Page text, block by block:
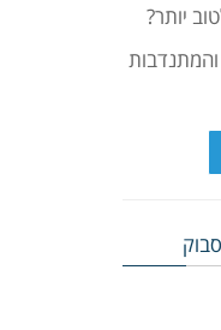
יותר?
והמתנדבות